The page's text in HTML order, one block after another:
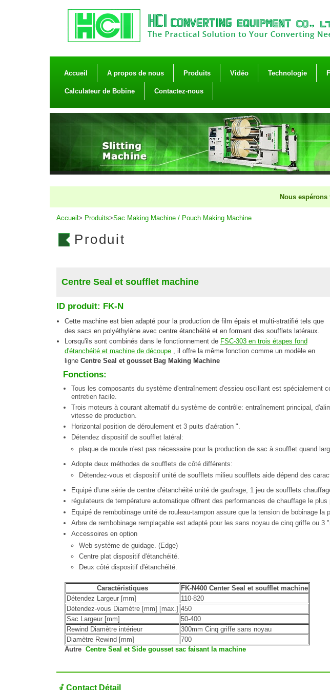
Accueil A propos de nous Produits Vidéo Technologie
Calculateur de Bobine Contactez-nous
Nous espérons
Accueil > Produits>Sac Making Machine / Pouch Making Machine
Produit
Centre Seal et soufflet machine
ID produit: FK-N
Cette machine est bien adapté pour la production de film épais et multi-stratifié tels que
des sacs en polyéthylène avec centre étanchéité et en formant des soufflets latéraux.
Lorsqu'ils sont combinés dans le fonctionnement de FSC-303 en trois étapes fond
d'étanchéité et machine de découpe, il offre la même fonction comme un modèle en
ligne Centre Seal et gousset Bag Making Machine
Fonctions:
Tous les composants du système d'entraînement d'essieu oscillant est spécialement
entretien facile.
Trois moteurs à courant alternatif du système de contrôle: entraînement principal,
vitesse de production.
Horizontal position de déroulement et 3 puits d'aération ".
Détendez dispositif de soufflet latéral:
plaque de moule n'est pas nécessaire pour la production de sac à soufflet quand
Adopte deux méthodes de soufflets de côté différents:
Détendez-vous et dispositif unité de soufflets milieu soufflets aide dépend des
Equipé d'une série de centre d'étanchéité unité de gaufrage, 1 jeu de soufflets
régulateurs de température automatique offrent des performances de chauffage le
Equipé de rembobinage unité de rouleau-tampon assure que la tension de bobinage la
Arbre de rembobinage remplaçable est adapté pour les sans noyau de cinq griffe ou 3
Accessoires en option
Web système de guidage. (Edge)
Centre plat dispositif d'étanchéité.
Deux côté dispositif d'étanchéité.
Caractéristiques
FK-N400 Center Seal et soufflet machine
Détendez Largeur [mm]
110-820
Détendez-vous Diamètre [mm] [max.] 450
Sac Largeur [mm]
50-400
Rewind Diamètre intérieur
300mm Cinq griffe sans noyau
Diamètre Rewind [mm]
700
Autre Centre Seal et Side gousset sac faisant la machine
Contact Détail